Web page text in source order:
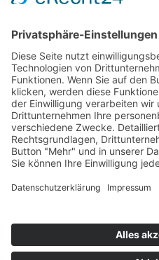
05.08.1979 - Ratisbona
Streckenskizze Programmheft
Alle Ergebnisse:
Nennungsliste
Ergebnis Rennen
Impressum
Jahrbuch